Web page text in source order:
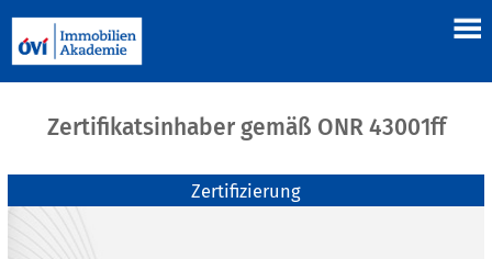
Zertifikatsinhaber gemäß ONR 43001ff
Zertifizierung